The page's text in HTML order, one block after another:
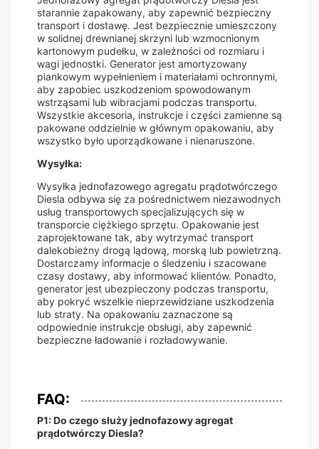
starannie zapakowany, aby zapewnić bezpieczny
transport i dostawę. Jest bezpiecznie umieszczony
w solidnej drewnianej skrzyni lub wzmocnionym
kartonowym pudełku, w zależności od rozmiaru i
wagi jednostki. Generator jest amortyzowany
piankowym wypełnieniem i materiałami ochronnymi,
aby zapobiec uszkodzeniom spowodowanym
wstrząsami lub wibracjami podczas transportu.
Wszystkie akcesoria, instrukcje i części zamienne są
pakowane oddzielnie w głównym opakowaniu, aby
wszystko było uporządkowane i nienaruszone.
Wysyłka:
Wysyłka jednofazowego agregatu prądotwórczego
Diesla odbywa się za pośrednictwem niezawodnych
usług transportowych specjalizujących się w
transporcie ciężkiego sprzętu. Opakowanie jest
zaprojektowane tak, aby wytrzymać transport
dalekobieżny drogą lądową, morską lub powietrzną.
Dostarczamy informacje o śledzeniu i szacowane
czasy dostawy, aby informować klientów. Ponadto,
generator jest ubezpieczony podczas transportu,
aby pokryć wszelkie nieprzewidziane uszkodzenia
lub straty. Na opakowaniu zaznaczone są
odpowiednie instrukcje obsługi, aby zapewnić
bezpieczne ładowanie i rozładowywanie.
FAQ:
P1: Do czego służy jednofazowy agregat
prądotwórczy Diesla?